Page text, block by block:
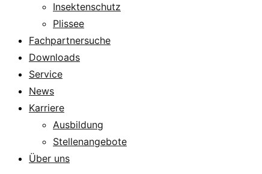
Insektenschutz
Plissee
Fachpartnersuche
Downloads
Service
News
Karriere
Ausbildung
Stellenangebote
Über uns